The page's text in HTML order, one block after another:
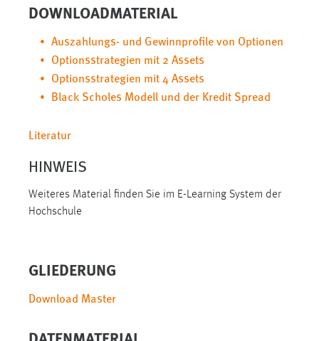
DOWNLOADMATERIAL
Auszahlungs- und Gewinnprofile von Optionen
Optionsstrategien mit 2 Assets
Optionsstrategien mit 4 Assets
Black Scholes Modell und der Kredit Spread
Literatur
HINWEIS
Weiteres Material finden Sie im E-Learning System der
Hochschule
GLIEDERUNG
Download Master
Zweck:
Conversion-Tracking
Cookie Laufzeit:
3 Monate
_fbp
Anbieter:
Facebook
Cookie Laufzeit: